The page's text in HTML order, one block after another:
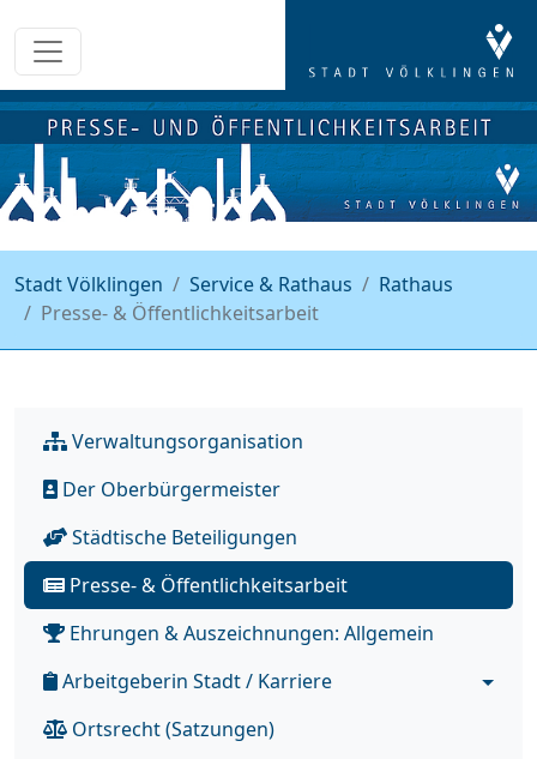
Stadt Völklingen Service & Rathaus
Rathaus
Presse- & Öffentlichkeitsarbeit
Verwaltungsorganisation
Der Oberbürgermeister
Städtische Beteiligungen
Presse- & Öffentlichkeitsarbeit
Ehrungen & Auszeichnungen: Allgemein
Arbeitgeberin Stadt / Karriere
Ortsrecht (Satzungen)